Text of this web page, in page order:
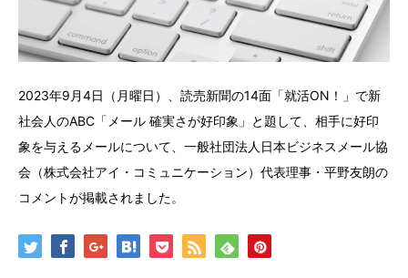
2023年9月4日（月曜日）、読売新聞の14面「就活ON！」で新
社会人のABC「メール 確実さが好印象」と題して、相手に好印
象を与えるメールについて、一般社団法人日本ビジネスメール協
会（株式会社アイ・コミュニケーション）代表理事・平野友朗の
コメントが掲載されました。